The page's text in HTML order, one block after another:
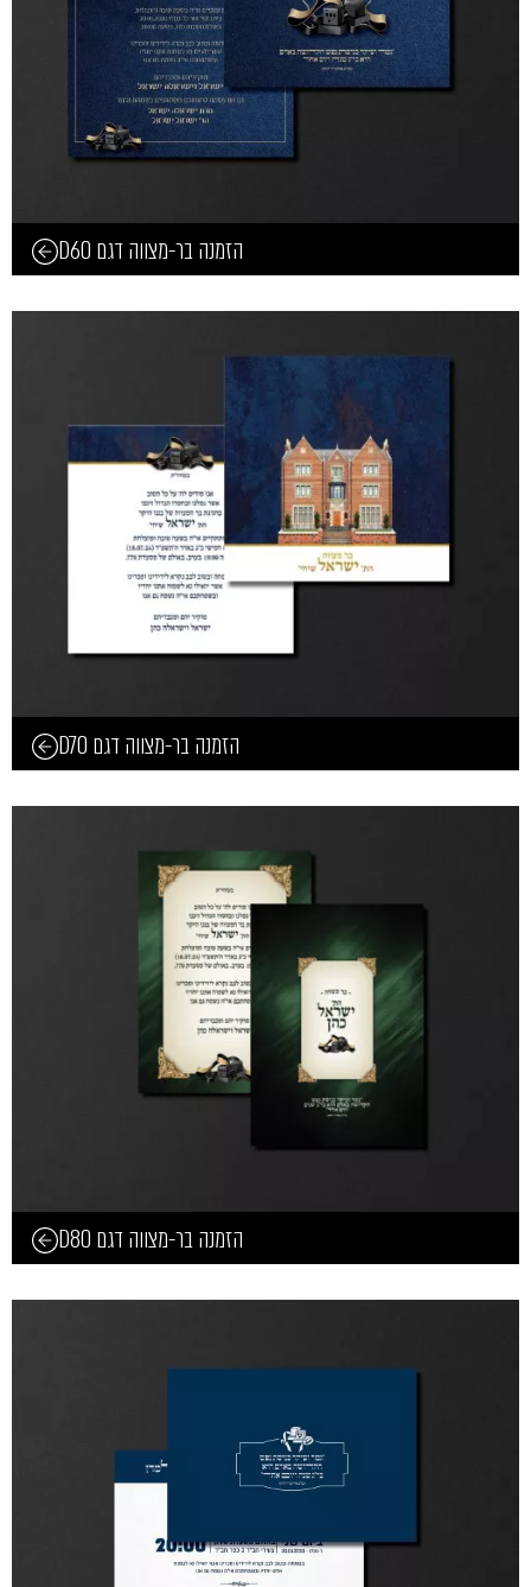
הזמנה בר-מצווה דגם D60
הזמנה בר-מצווה דגם D70
הזמנה בר-מצווה דגם D80